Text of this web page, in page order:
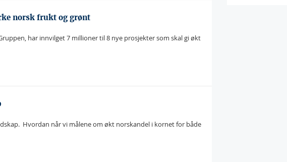
norsk frukt og grønt
har innvilget 7 millioner til 8 nye prosjekter som skal gi økt
 Hvordan når vi målene om økt norskandel i kornet for både